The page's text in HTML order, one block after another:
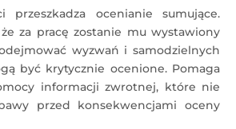
przeszkadza ocenianie sumujące.
za pracę zostanie mu wystawiony
wyzwań i samodzielnych
być krytycznie ocenione. Pomaga
informacji zwrotnej, które nie
przed konsekwencjami oceny